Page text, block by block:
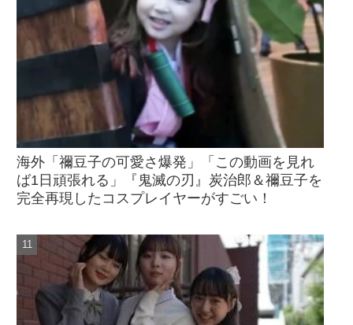
海外「禰󠄀豆子の可愛さ爆発」「この動画を見れ
ば1日頑張れる」『鬼滅の刃』炭治郎＆禰󠄀豆子を
完全再現したコスプレイヤーがすごい！